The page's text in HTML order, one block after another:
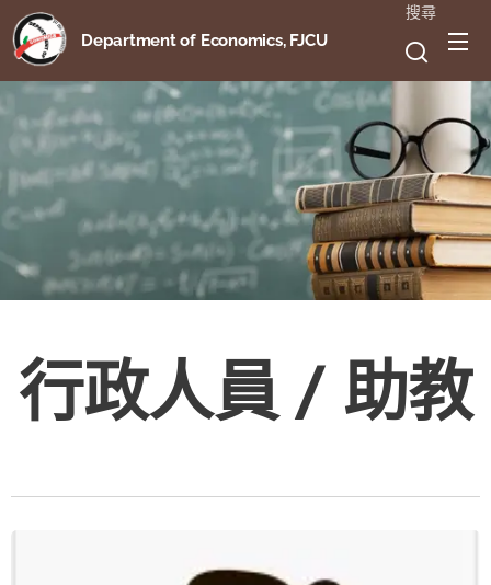
Department of Economics, FJCU
搜尋
行政人員 / 助教